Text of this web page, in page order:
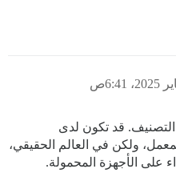
التصنيف. قد تكون لدى
ولكن في العالم الحقيقي،
على الأجهزة المحمولة.